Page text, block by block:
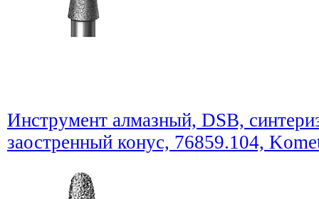
Инструмент алмазный, DSB,
заостренный конус, 76859.104,